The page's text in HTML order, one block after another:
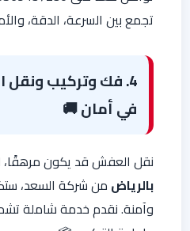
تجمع بين السرعة، الدقة،
4. فك وتركيب
في أمان🚚
نقل العفش قد يكون
بالرياض من شركة السعد،
وآمنة. نقدم خدمة شاملة